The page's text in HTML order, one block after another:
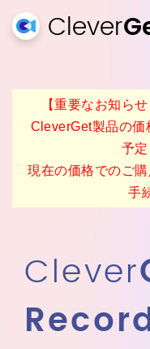
Clever
【重要なお知ら
CleverGet製品の価
予定
現在の価格でのご
手
Clever